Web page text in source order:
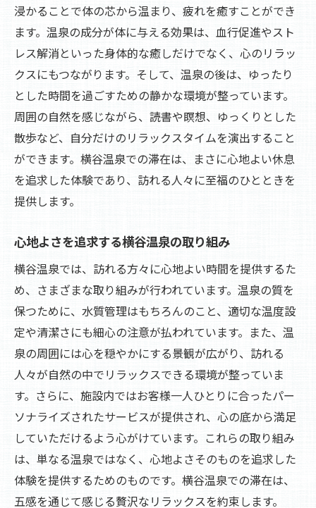
横谷温泉での贅沢な時間の過ごし方
自然と調和する横谷温泉の体験談
横谷温泉で特別なひとときを贅沢に過ごす方法
横谷温泉で頂く贅沢な温泉旅のススメ
特別な日を横谷温泉で過ごす理由
横谷温泉での贅沢なひとときの過ごし方
横谷温泉での思い出作りのヒント
特別なひとときを横谷温泉で計画する
横谷温泉で体験できる特別なサービス
間
横谷温泉を訪れる際に見逃せない自然の美
横谷温泉の自然美が提供する癒しの時間
自然の中での温泉体験が心に与える影響
季節ごとに変化する横谷温泉の魅力
横谷温泉での癒しの瞬間を体験する方法
自然と温泉が織り成す横谷温泉の魅力
日常からの逃避横谷温泉で心身をリフレッシュ
日常を離れ横谷温泉でリフレッシュする理
由
心と体をリセットする横谷温泉の効果
浸かることで体の芯から温まり、疲れを癒すことができ
ます。温泉の成分が体に与える効果は、血行促進やスト
レス解消といった身体的な癒しだけでなく、心のリラッ
クスにもつながります。そして、温泉の後は、ゆったり
とした時間を過ごすための静かな環境が整っています。
周囲の自然を感じながら、読書や瞑想、ゆっくりとした
散歩など、自分だけのリラックスタイムを演出すること
ができます。横谷温泉での滞在は、まさに心地よい休息
を追求した体験であり、訪れる人々に至福のひとときを
提供します。
心地よさを追求する横谷温泉の取り組み
横谷温泉では、訪れる方々に心地よい時間を提供するた
め、さまざまな取り組みが行われています。温泉の質を
保つために、水質管理はもちろんのこと、適切な温度設
定や清潔さにも細心の注意が払われています。また、温
泉の周囲には心を穏やかにする景観が広がり、訪れる
人々が自然の中でリラックスできる環境が整っていま
す。さらに、施設内ではお客様一人ひとりに合ったパー
ソナライズされたサービスが提供され、心の底から満足
していただけるよう心がけています。これらの取り組み
は、単なる温泉ではなく、心地よさそのものを追求した
体験を提供するためのものです。横谷温泉での滞在は、
五感を通じて感じる贅沢なリラックスを約束します。